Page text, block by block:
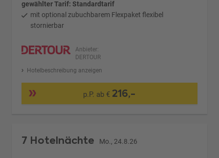
gewählter Tarif: Standardtarif
mit optional zubuchbarem Flexpaket flexibel
stornierbar
Anbieter:
DERTOUR
Hotelbeschreibung anzeigen
p.P. ab € 216,-
7 Hotelnächte Mo., 24.8.26